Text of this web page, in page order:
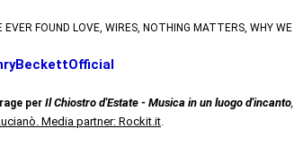
FOUND LOVE, WIRES, NOTHING MATTERS, WHY WE
per Il Chiostro d'Estate - Musica in un luogo d'incanto,
Media partner: Rockit.it.